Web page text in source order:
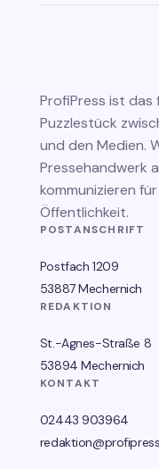
ProfiPress ist das
Puzzlestück
und den Medien.
Pressehandwerk
kommunizieren
Öffentlichkeit.
POSTANSCHRIFT
Postfach 1209
53887 Mechernich
REDAKTION
St.-Agnes-Straße 8
53894 Mechernich
KONTAKT
02443 903964